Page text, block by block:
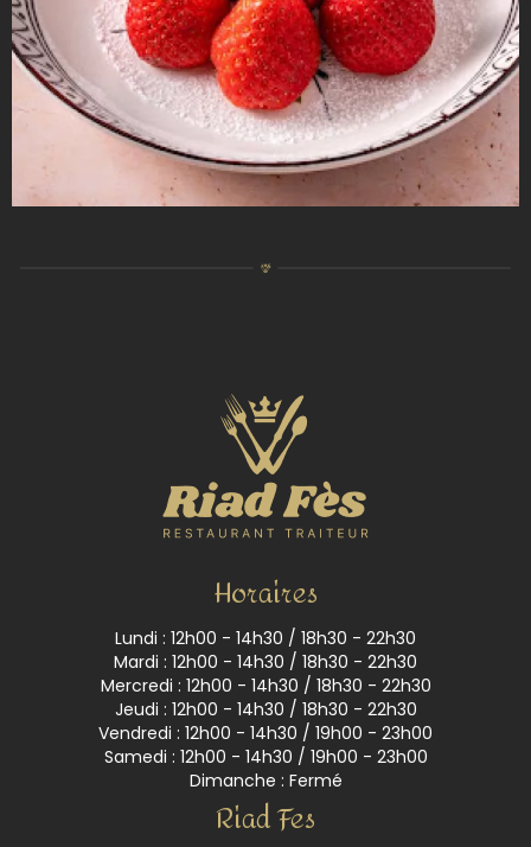
Horaires
Lundi : 12h00 - 14h30 / 18h30 - 22h30
Mardi : 12h00 - 14h30 / 18h30 - 22h30
Mercredi : 12h00 - 14h30 / 18h30 - 22h30
Jeudi : 12h00 - 14h30 / 18h30 - 22h30
Vendredi : 12h00 - 14h30 / 19h00 - 23h00
Samedi : 12h00 - 14h30 / 19h00 - 23h00
Dimanche : Fermé
Riad Fes